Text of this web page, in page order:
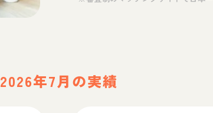
2026年7月の実績